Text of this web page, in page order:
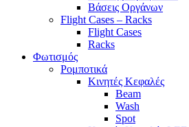
Βάσεις Οργάνων
Flight Cases – Racks
Flight Cases
Racks
Φωτισμός
Ρομποτικά
Κινητές Κεφαλές
Beam
Wash
Spot